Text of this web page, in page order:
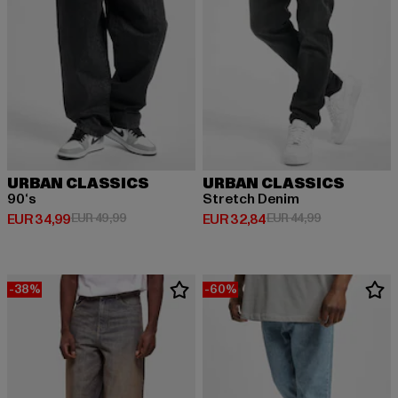
URBAN CLASSICS
90‘s
EUR 34,99
Huidige prijs: EUR 34,99
EUR 49,99Actieprijs: EUR 49,99
URBAN CLASSICS
Stretch Denim
EUR 32,84
Huidige prijs: EUR 32,84
EUR 44,99Actieprijs:
-38% -60%